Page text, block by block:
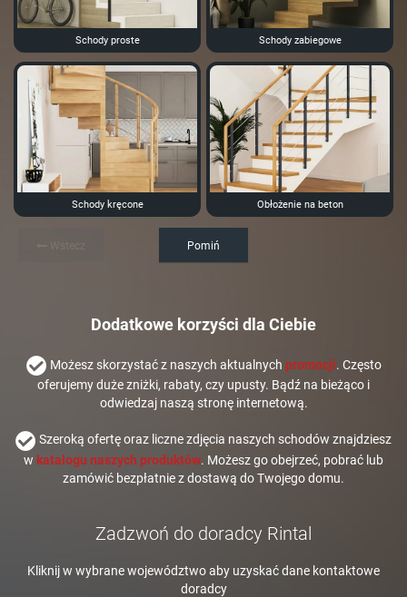
Schody proste Schody zabiegowe
Schody kręcone Obłożenie na beton
Pomiń
Dodatkowe korzyści dla Ciebie
Możesz skorzystać z naszych aktualnych promocji. Często
oferujemy duże zniżki, rabaty, czy upusty. Bądź na bieżąco i
odwiedzaj naszą stronę internetową.
Szeroką ofertę oraz liczne zdjęcia naszych schodów znajdziesz
w katalogu naszych produktów. Możesz go obejrzeć, pobrać lub
zamówić bezpłatnie z dostawą do Twojego domu.
Zadzwoń do doradcy Rintal
Kliknij w wybrane województwo aby uzyskać dane kontaktowe
doradcy